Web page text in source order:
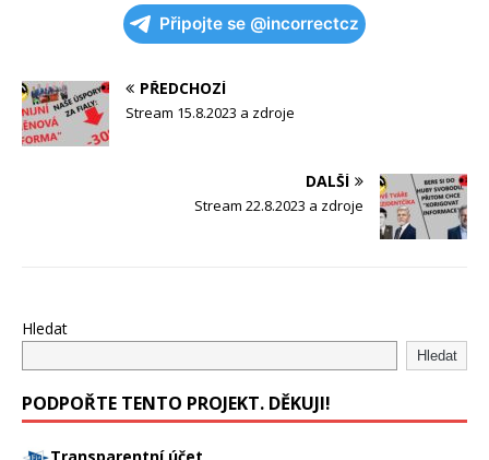
Připojte se @incorrectcz
PŘEDCHOZÍ
Stream 15.8.2023 a zdroje
DALŠÍ
Stream 22.8.2023 a zdroje
Hledat
Hledat
PODPOŘTE TENTO PROJEKT. DĚKUJI!